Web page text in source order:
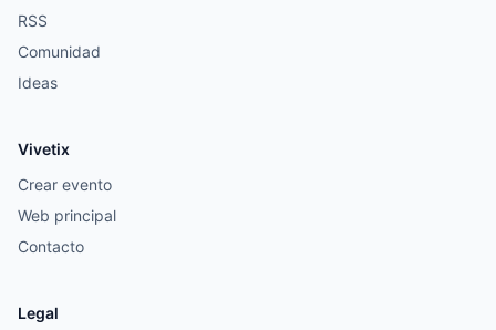
RSS
Comunidad
Ideas
Vivetix
Crear evento
Web principal
Contacto
Legal